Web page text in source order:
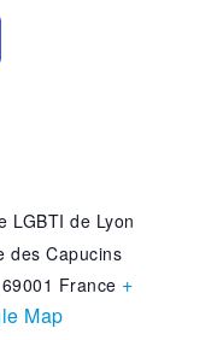
LGBTI de Lyon
des Capucins
69001 France +
Map